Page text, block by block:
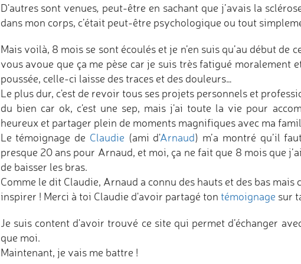
D'autres sont venues, peut-être en sachant que j’avais la
dans mon corps, c’était peut-être psychologique ou tout
Mais voilà, 8 mois se sont écoulés et je n’en suis qu’au début de
vous avoue que ça me pèse car je suis très fatigué moralement
poussée, celle-ci laisse des traces et des douleurs…
Le plus dur, c'est de revoir tous ses projets personnels et
du bien car ok, c'est une sep, mais j'ai toute la vie pour
heureux et partager plein de moments magnifiques avec ma
Le témoignage de Claudie (ami d'Arnaud) m’a montré qu’il
presque 20 ans pour Arnaud, et moi, ça ne fait que 8 mois que
de baisser les bras.
Comme le dit Claudie, Arnaud a connu des hauts et des bas mais
inspirer ! Merci à toi Claudie d'avoir partagé ton témoignage sur
Je suis content d'avoir trouvé ce site qui permet d’échanger
que moi.
Maintenant, je vais me battre !